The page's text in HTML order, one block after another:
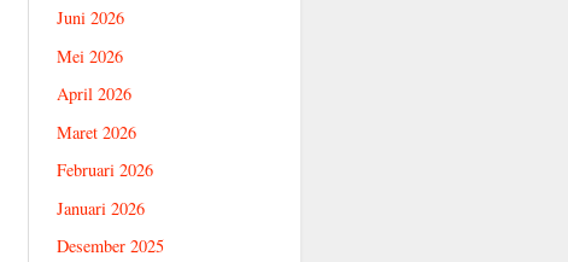
Juni 2026
Mei 2026
April 2026
Maret 2026
Februari 2026
Januari 2026
Desember 2025